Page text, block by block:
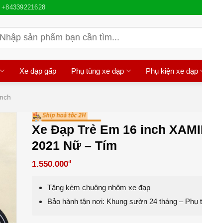
+84339221628
Xe đạp gấp Phụ tùng xe đạp Phụ kiện xe đạp
Xe Đạp Trẻ Em 16 inch
2021 Nữ – Tím
1.550.000₫
Tặng kèm chuông nhôm xe đạp
Bảo hành tận nơi: Khung sườn 24 tháng – Phụ